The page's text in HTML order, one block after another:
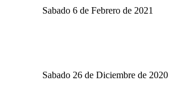
Sabado 6 de Febrero de 2021
Sabado 26 de Diciembre de 2020